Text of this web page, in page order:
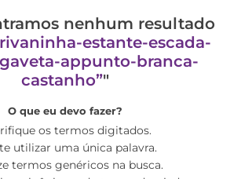
nenhum resultado
estante-escada-
appunto-branca-
castanho "
O que eu devo fazer?
os termos digitados.
utilizar uma única palavra.
termos genéricos na busca.